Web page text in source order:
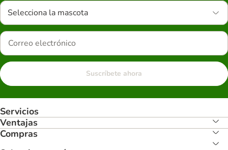
Selecciona la mascota
Suscríbete ahora
Servicios
Ventajas
Compras